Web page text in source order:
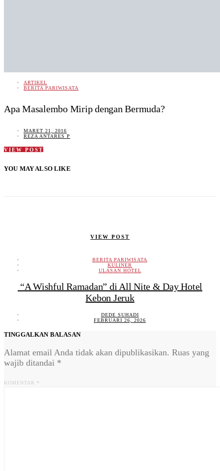
ARTIKEL
BERITA PARIWISATA
Apa Masalembo Mirip dengan Bermuda?
MARET 21, 2016
REZA ANTARES P
VIEW POST
YOU MAY ALSO LIKE
VIEW POST
BERITA PARIWISATA
KULINER
ULASAN HOTEL
“A Wishful Ramadan” di All Nite & Day Hotel
Kebon Jeruk
DEDE SUHADI
FEBRUARI 26, 2026
TINGGALKAN BALASAN
Alamat email Anda tidak akan dipublikasikan. Ruas yang
wajib ditandai *
KOMENTAR *